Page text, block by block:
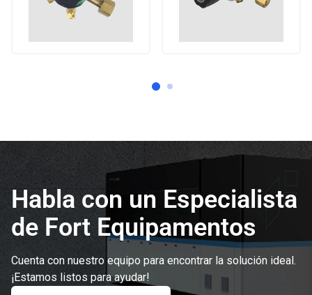
Habla con un Especialista
de Fort Equipamentos
Cuenta con nuestro equipo para encontrar la solución ideal.
¡Estamos listos para ayudar!